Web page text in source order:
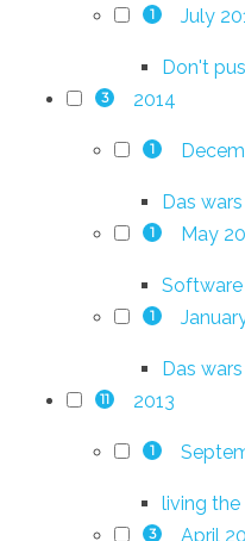
1 July
Don't
3 2014
1
Das
1 May
1
Das
11 2013
1
living the
3 April